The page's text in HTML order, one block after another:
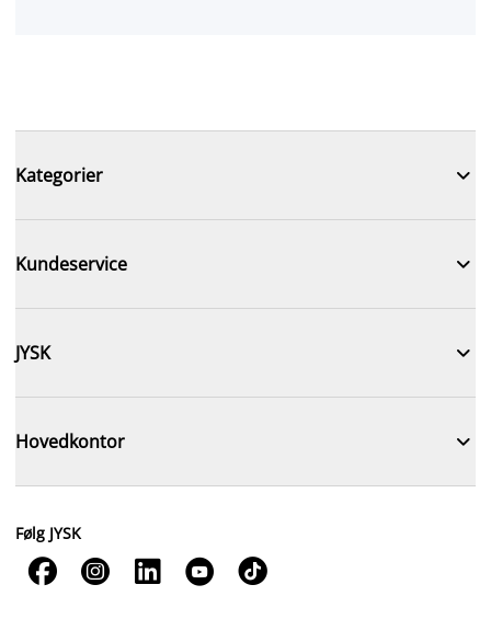
Kategorier 
Kundeservice 
JYSK 
Hovedkontor 
Følg JYSK
    